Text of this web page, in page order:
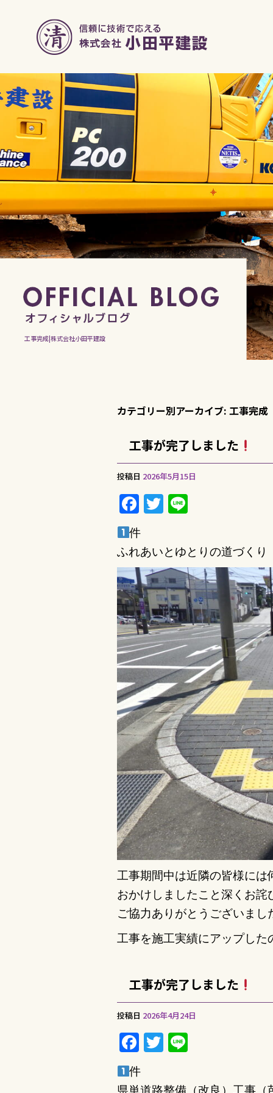
工事完成|株式会社小田平建設
カテゴリー別アーカイブ: 工事完成
工事が完了しました
投稿日 2026年5月15日
F
a
c
e
b
o
o
k
T
w
it
te
r
e
件
ふれあいとゆとりの道づくり
工事期間中は近隣の皆様には
おかけしましたこと深くお詫
ご協力ありがとうございまし
工事を施工実績にアップした
工事が完了しました
投稿日 2026年4月24日
F
a
c
T
it e
件